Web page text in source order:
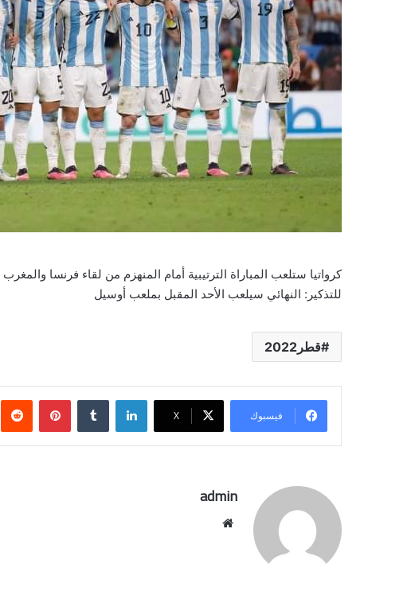
كرواتيا ستلعب المباراة الترتيبية أمام المنهزم من لقاء فرنسا والمغرب
للتذكير: النهائي سيلعب الأحد المقبل بملعب أوسيل
قطر2022
فيسبوك ‫X
لينكدإن بينتيريست
admin